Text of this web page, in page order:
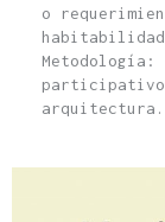
o
arquitectura.